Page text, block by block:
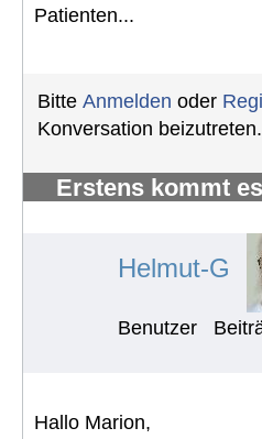
Patienten...
Bitte Anmelden oder
Konversation beizutreten.
Erstens kommt
Helmut-G
Benutzer
Hallo Marion,